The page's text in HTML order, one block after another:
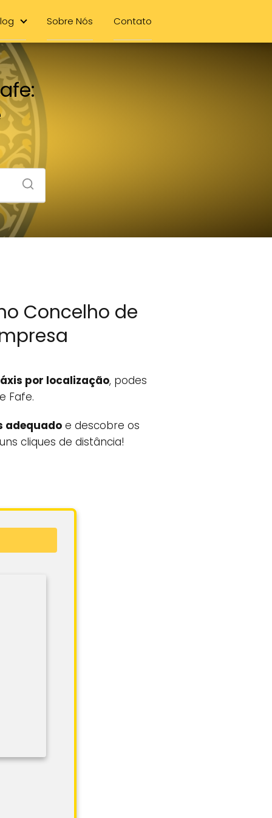
Sobre Nós Contato
Concelho de
por localização, podes
Fafe.
adequado e descobre os
cliques de distância!